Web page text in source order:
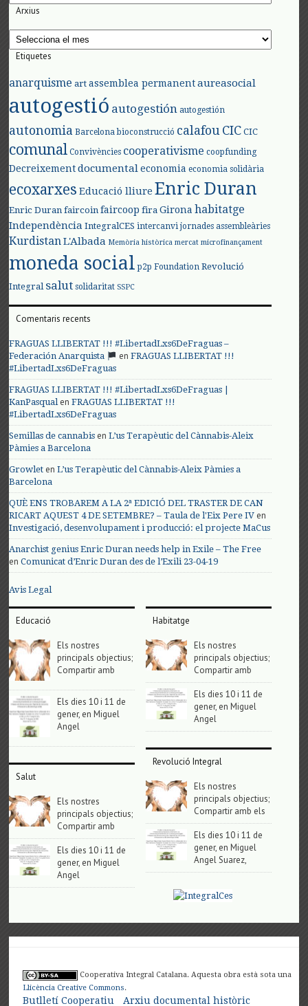
Arxius
Arxius
Etiquetes
anarquisme art assemblea permanent aureasocial
autogestió autogestión autogestión
autonomia Barcelona bioconstrucció calafouCIC CIC
comunal Convivències cooperativisme coopfunding
Decreixement documental economia economia solidària
ecoxarxes Educació lliure Enric Duran
Enric Duran faircoin faircoop fira Girona habitatge
Independència IntegralCES intercanvi jornades assembleàries
KurdistanL'Albada Memòria històrica mercat microfinançament
moneda social p2p Foundation Revolució
Integral salut solidaritat SSPC
Comentaris recents
FRAGUAS LLIBERTAT !!! #LibertadLxs6DeFraguas –
Federación Anarquista
enFRAGUAS LLIBERTAT !!!
#LibertadLxs6DeFraguas
FRAGUAS LLIBERTAT !!! #LibertadLxs6DeFraguas |
KanPasqualenFRAGUAS LLIBERTAT !!!
#LibertadLxs6DeFraguas
Semillas de cannabis enL’us Terapèutic del Cànnabis-Aleix
Pàmies a Barcelona
Growlet enL’us Terapèutic del Cànnabis-Aleix Pàmies a
Barcelona
QUÈ ENS TROBAREM A LA 2ª EDICIÓ DEL TRASTER DE CAN
RICART AQUEST 4 DE SETEMBRE? – Taula de l'Eix Pere IV en
Investigació, desenvolupament i producció: el projecte MaCus
Anarchist genius Enric Duran needs help in Exile – The Free
enComunicat d’Enric Duran des de l’Exili 23-04-19
Avis Legal
Educació
Els nostres
principals objectius;
Compartir amb
Els dies 10 i 11 de
gener, en Miguel
Angel
Salut
Els nostres
principals objectius;
Compartir amb
Els dies 10 i 11 de
gener, en Miguel
Angel
Habitatge
Els nostres
principals objectius;
Compartir amb
Els dies 10 i 11 de
gener, en Miguel
Angel
Revolució Integral
Els nostres
principals objectius;
Compartir amb els
Els dies 10 i 11 de
gener, en Miguel
Angel Suarez,
Cooperativa Integral Catalana. Aquesta obra està sota una
Llicència Creative Commons.
Butlletí Cooperatiu Arxiu documental històric